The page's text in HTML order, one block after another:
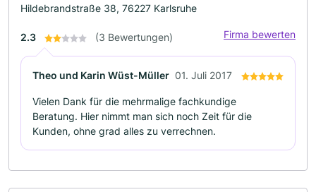
Hildebrandstraße 38, 76227 Karlsruhe
2.3 (3 Bewertungen) Firma bewerten
Theo und Karin Wüst-Müller 01. Juli 2017
Vielen Dank für die mehrmalige fachkundige
Beratung. Hier nimmt man sich noch Zeit für die
Kunden, ohne grad alles zu verrechnen.